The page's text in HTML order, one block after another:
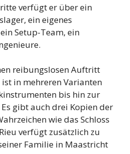
verfügt er über ein
ein eigenes
Setup-Team, ein
reibungslosen Auftritt
in mehreren Varianten
bis hin zur
gibt auch drei Kopien der
wie das Schloss
verfügt zusätzlich zu
Familie in Maastricht